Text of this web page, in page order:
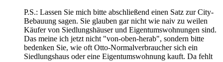
P.S.: Lassen Sie mich bitte abschließend einen Satz zur City-
Bebauung sagen. Sie glauben gar nicht wie naiv zu weilen
Käufer von Siedlungshäuser und Eigentumswohnungen sind.
Das meine ich jetzt nicht "von-oben-herab", sondern bitte
bedenken Sie, wie oft Otto-Normalverbraucher sich ein
Siedlungshaus oder eine Eigentumswohnung kauft. Da fehlt